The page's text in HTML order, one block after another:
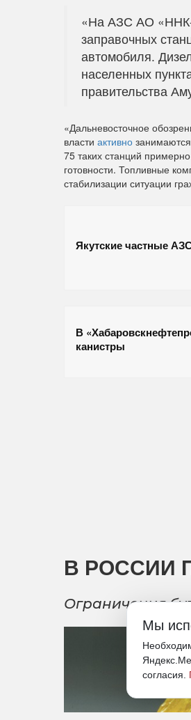
«На АЗС АО «ННК-
заправочных
автомобиля.
населенных
правительства
«Дальневосточное
власти активно
75 таких станций
готовности. Топливные
стабилизации ситуации
Якутские частные
В
канистры
В РОССИИ
Ограничения
Мы
согласия.